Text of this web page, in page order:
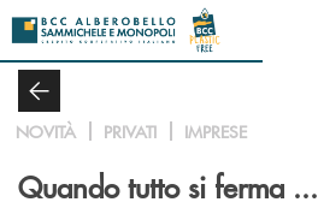
Salta al contenuto principale
NOVITÀ PRIVATI IMPRESE
Quando tutto si ferma ...